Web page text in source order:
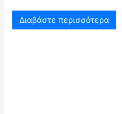
Διαβάστε περισσότερα